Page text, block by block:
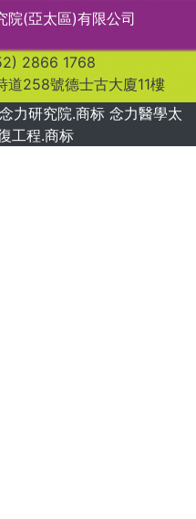
院(亞太區)有限公司
2866 1768
道258號德士古大廈11樓
力研究院.商标 念力醫學太
工程.商标